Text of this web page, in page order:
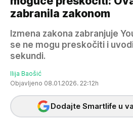
zabranila zakonom
Izmena zakona zabranjuje
se ne mogu preskočiti i
sekundi.
Ilija Baošić
Objavljeno 08.01.2026. 22:12h
Dodajte Smartlife u